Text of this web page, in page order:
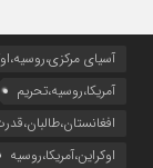
آسیای
آمریکا،روسیه،تحریم
اوکراین،آمریکا،روسیه